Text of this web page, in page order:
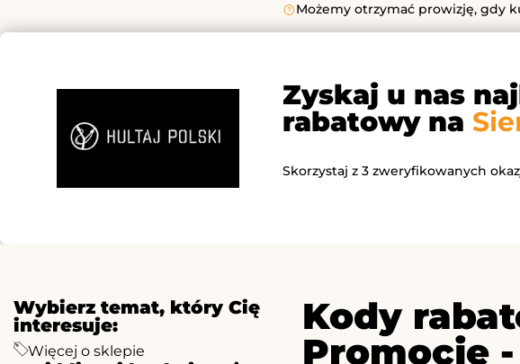
Możemy otrzymać prowizję, gdy
Zyskaj u nas
rabatowy na
Skorzystaj z 3 zweryfikowanych
Wybierz temat, który Cię
interesuje:
Więcej o sklepie
Kody
Promocje